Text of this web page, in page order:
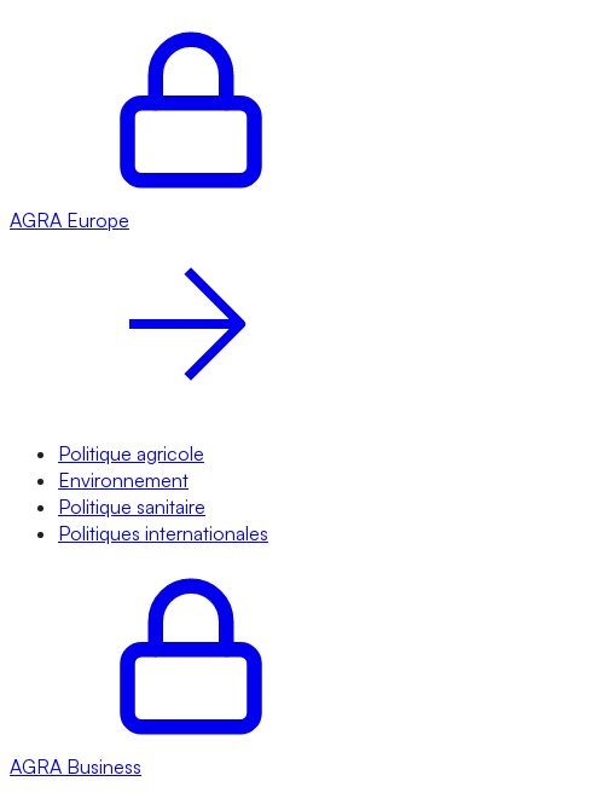
AGRA Europe
Politique agricole
Environnement
Politique sanitaire
Politiques internationales
AGRA Business